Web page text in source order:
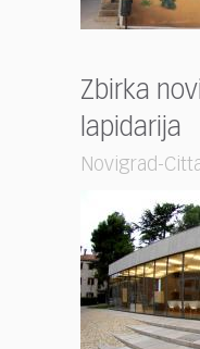
Zbirka
lapidarija
Novigrad-